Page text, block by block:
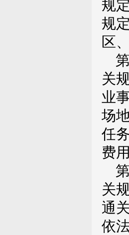
规
规
区
关
业
场
任
费
关
通
依